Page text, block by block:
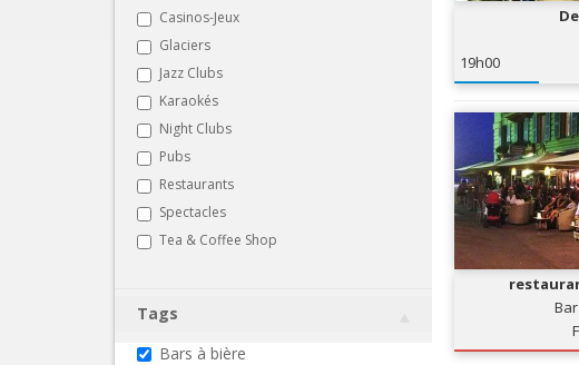
Casinos-Jeux
Glaciers
Jazz Clubs
Karaokés
Night Clubs
Pubs
Restaurants
Spectacles
Tea & Coffee Shop
Tags
Bars à bière
19h00